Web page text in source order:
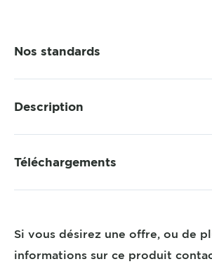
Nos standards
Description
Téléchargements
Si vous désirez une offre, ou de
informations sur ce produit